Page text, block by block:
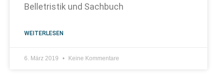
Belletristik und Sachbuch
WEITERLESEN
6. März 2019 Keine Kommentare